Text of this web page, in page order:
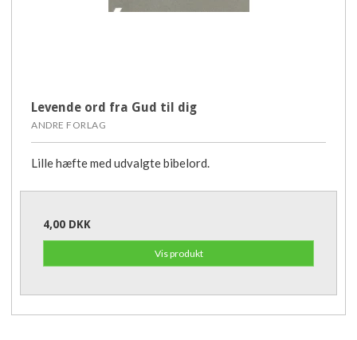
Levende ord fra Gud til dig
ANDRE FORLAG
Lille hæfte med udvalgte bibelord.
4,00 DKK
Vis produkt